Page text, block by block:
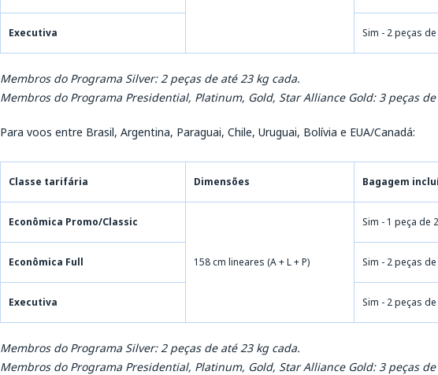
Executiva Sim - 2 peças
Membros do Programa Silver: 2 peças de até 23 kg cada.
Membros do Programa Presidential, Platinum, Gold, Star Alliance Gold: 3 peças
Para voos entre Brasil, Argentina, Paraguai, Chile, Uruguai, Bolívia e EUA/Canadá:
Classe tarifária Dimensões Bagagem
Econômica Promo/Classic
158 cm lineares (A + L + P)
Sim - 1 peça de
Econômica Full Sim - 2 peças
Executiva Sim - 2 peças
Membros do Programa Silver: 2 peças de até 23 kg cada.
Membros do Programa Presidential, Platinum, Gold, Star Alliance Gold: 3 peças